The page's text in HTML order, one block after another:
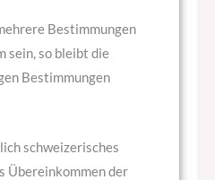
Bestimmungen
sein, so bleibt die
Bestimmungen
schweizerisches
Übereinkommen der